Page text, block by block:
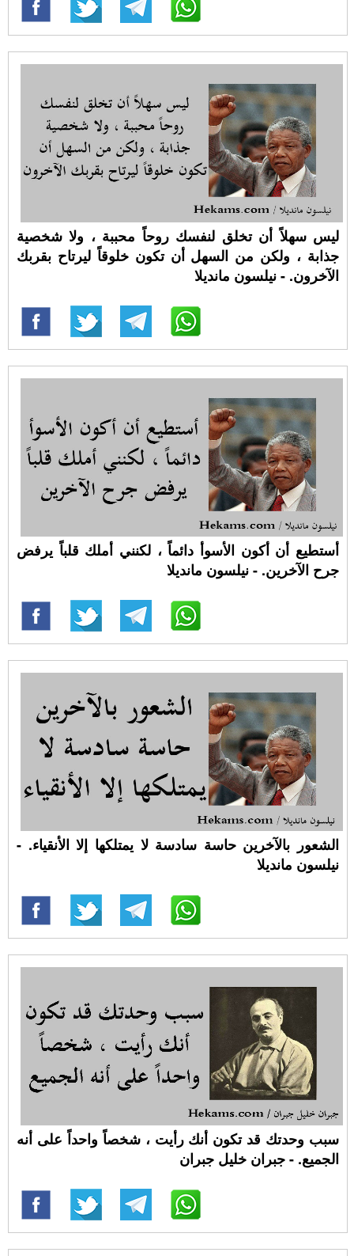
ليس سهلاً أن تخلق لنفسك روحاً محببة ، ولا شخصية
جذابة ، ولكن من السهل أن تكون خلوقاً ليرتاح بقربك
الآخرون. - نيلسون مانديلا
أستطيع أن أكون الأسوأ دائماً ، لكنني أملك قلباً يرفض
جرح الآخرين. - نيلسون مانديلا
الشعور بالآخرين حاسة سادسة لا يمتلكها إلا الأنقياء. -
نيلسون مانديلا
سبب وحدتك قد تكون أنك رأيت ، شخصاً واحداً على أنه
الجميع. - جبران خليل جبران